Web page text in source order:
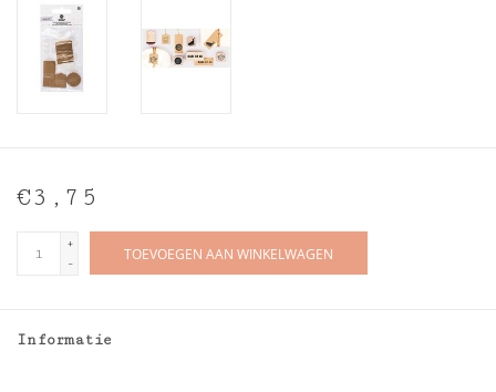
€3,75
+
-
TOEVOEGEN AAN WINKELWAGEN
Informatie